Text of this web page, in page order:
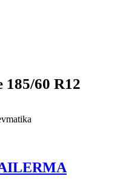
185/60 R12